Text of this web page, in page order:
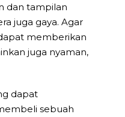
dan tampilan
juga gaya. Agar
memberikan
juga nyaman,
dapat
sebuah